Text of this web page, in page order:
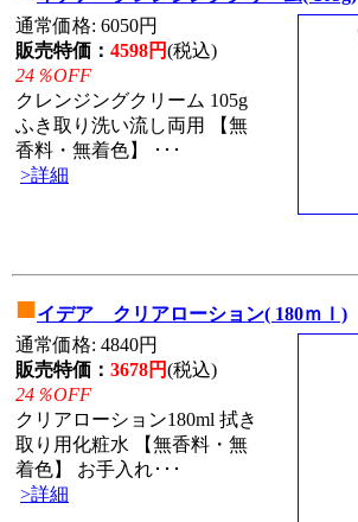
通常価格: 6050円
販売特価： 4598円(税込)
24％OFF
クレンジングクリーム 105g
ふき取り洗い流し両用 【無
香料・無着色】 ･･･
>詳細
■イデア クリアローション( 180ｍｌ)
通常価格: 4840円
販売特価： 3678円(税込)
24％OFF
クリアローション180ml 拭き
取り用化粧水 【無香料・無
着色】 お手入れ･･･
>詳細